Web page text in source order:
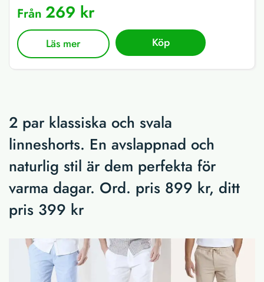
Från 269 kr
Läs mer Köp
2 par klassiska och svala
linneshorts. En avslappnad och
naturlig stil är dem perfekta för
varma dagar. Ord. pris 899 kr, ditt
pris 399 kr